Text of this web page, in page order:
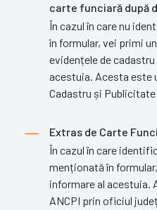
carte funciară după
În cazul în care nu
în formular, vei primi
evidențele de
acestuia. Acesta este
Cadastru și
Extras de Carte
În cazul în care
menționată în
informare al acestuia.
ANCPI prin oficiul